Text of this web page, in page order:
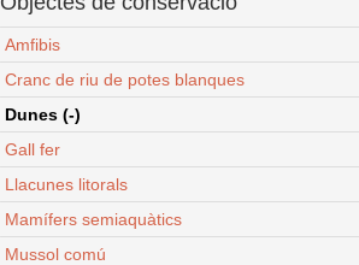
Amfibis
Cranc de riu de potes blanques
Dunes (-)
Gall fer
Llacunes litorals
Mamífers semiaquàtics
Mussol comú